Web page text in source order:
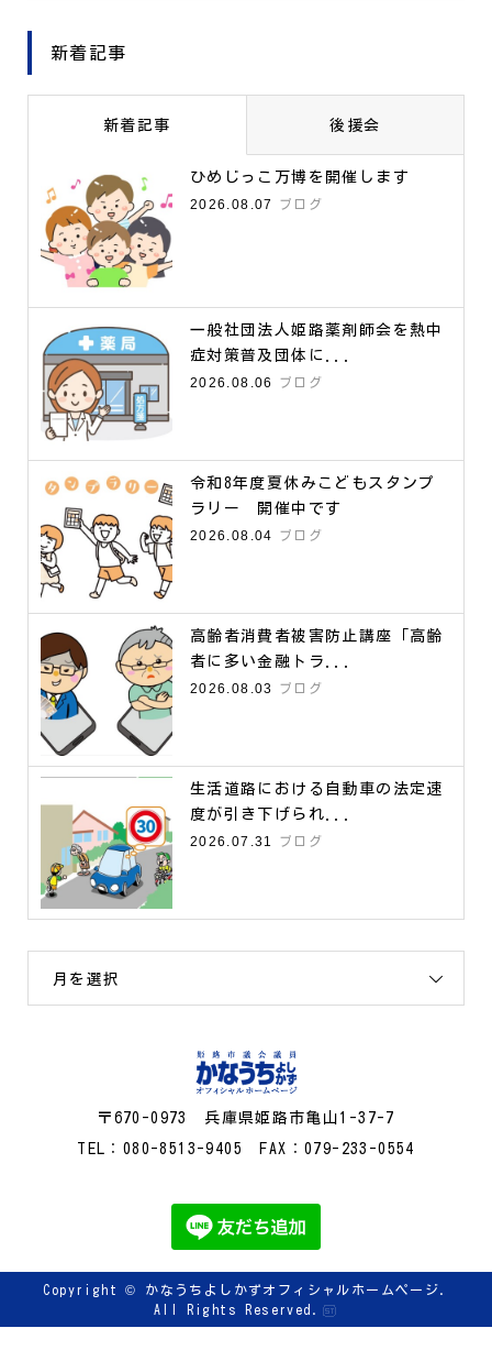
新着記事
新着記事 後援会
ひめじっこ万博を開催します
2026.08.07
ブログ
一般社団法人姫路薬剤師会を熱中
症対策普及団体に...
2026.08.06
ブログ
令和8年度夏休みこどもスタンプ
ラリー 開催中です
2026.08.04
ブログ
高齢者消費者被害防止講座「高齢
者に多い金融トラ...
2026.08.03
ブログ
生活道路における自動車の法定速
度が引き下げられ...
2026.07.31
ブログ
月を選択
〒670-0973 兵庫県姫路市亀山1-37-7
TEL：080-8513-9405 FAX：079-233-0554
Copyright ©
かなうちよしかずオフィシャルホームページ.
All Rights Reserved.